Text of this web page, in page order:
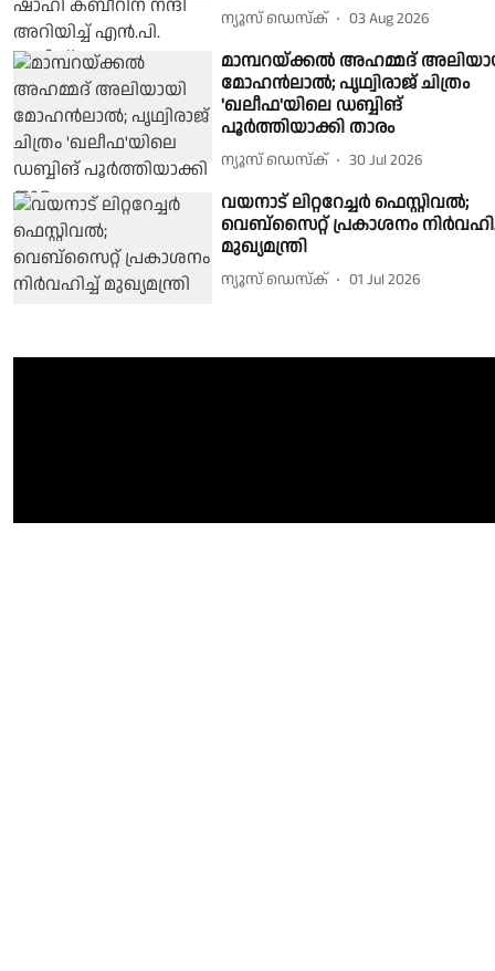
ന്യൂസ് ഡെസ്ക് 03 Aug 2026
മാമ്പറയ്ക്കൽ അഹമ്മദ്
മോഹൻലാൽ; പൃഥ്വിരാജ് ചിത്രം
'ഖലീഫ'യിലെ ഡബ്ബിങ്
പൂർത്തിയാക്കി താരം
ന്യൂസ് ഡെസ്ക് 30 Jul 2026
വയനാട് ലിറ്ററേച്ചർ ഫെസ്റ്റിവൽ;
വെബ്‌സൈറ്റ് പ്രകാശനം
മുഖ്യമന്ത്രി
ന്യൂസ് ഡെസ്ക് 01 Jul 2026